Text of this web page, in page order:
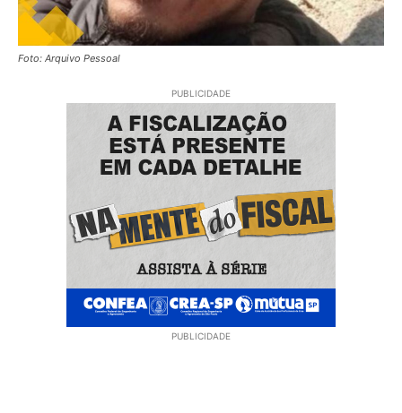
Foto: Arquivo Pessoal
PUBLICIDADE
PUBLICIDADE